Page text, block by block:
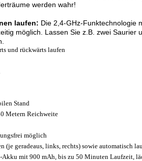
werden wahr!
laufen: Die 2,4-GHz-Funktechnologie
möglich. Lassen Sie z.B. zwei Saurier
und rückwärts laufen
Stand
Metern Reichweite
möglich
(je geradeaus, links, rechts) sowie automatisch
mit 900 mAh, bis zu 50 Minuten Laufzeit,